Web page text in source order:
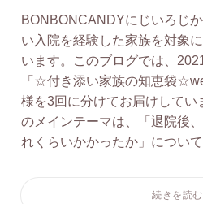
BONBONCANDYにじいろじ
い入院を経験した家族を対象
います。このブログでは、
「☆付き添い家族の知恵袋
様を3回に分けてお届けしてい
のメインテーマは、「退院後
れくらいかかったか」につい